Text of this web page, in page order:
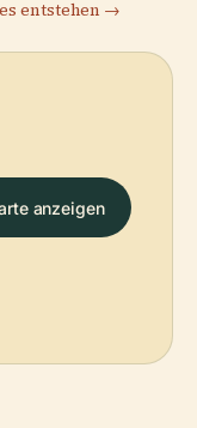
entstehen →
anzeigen